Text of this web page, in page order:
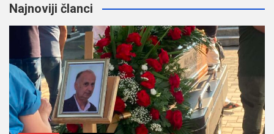
Najnoviji članci